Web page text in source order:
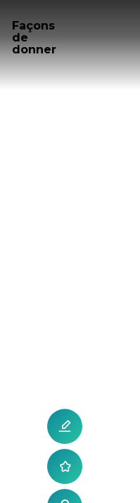
Façons
de
donner